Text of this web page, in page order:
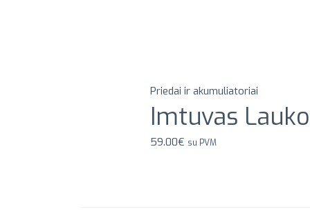
Priedai ir akumuliatoriai
Imtuvas
59.00€ su PVM